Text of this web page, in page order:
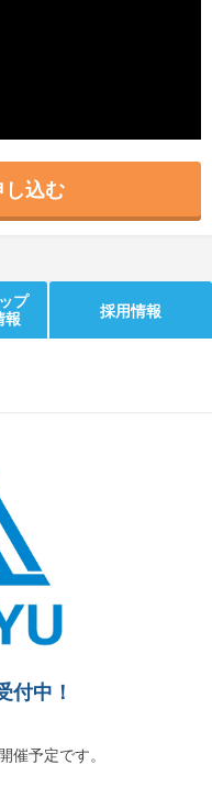
し込む
プ
報
採用情報
付中！
催予定です。